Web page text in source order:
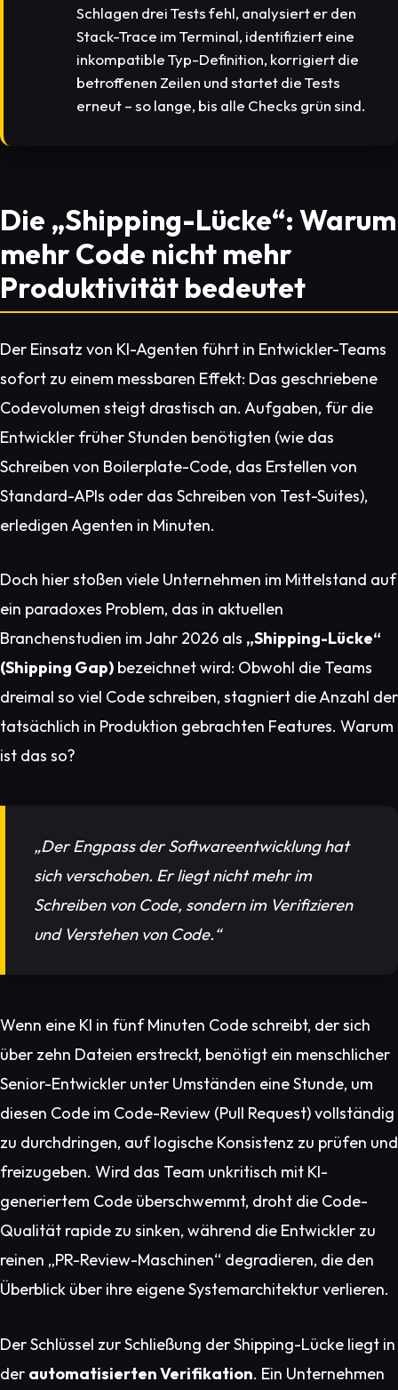
Schlagen drei Tests fehl, analysiert er den
Stack-Trace im Terminal, identifiziert eine
inkompatible Typ-Definition, korrigiert die
betroffenen Zeilen und startet die Tests
erneut – so lange, bis alle Checks grün sind.
Die „Shipping-Lücke“: Warum
mehr Code nicht mehr
Produktivität bedeutet
Der Einsatz von KI-Agenten führt in Entwickler-Teams
sofort zu einem messbaren Effekt: Das geschriebene
Codevolumen steigt drastisch an. Aufgaben, für die
Entwickler früher Stunden benötigten (wie das
Schreiben von Boilerplate-Code, das Erstellen von
Standard-APIs oder das Schreiben von Test-Suites),
erledigen Agenten in Minuten.
Doch hier stoßen viele Unternehmen im Mittelstand auf
ein paradoxes Problem, das in aktuellen
Branchenstudien im Jahr 2026 als „Shipping-Lücke“
(Shipping Gap) bezeichnet wird: Obwohl die Teams
dreimal so viel Code schreiben, stagniert die Anzahl der
tatsächlich in Produktion gebrachten Features. Warum
ist das so?
„Der Engpass der Softwareentwicklung hat
sich verschoben. Er liegt nicht mehr im
Schreiben von Code, sondern im Verifizieren
und Verstehen von Code.“
Wenn eine KI in fünf Minuten Code schreibt, der sich
über zehn Dateien erstreckt, benötigt ein menschlicher
Senior-Entwickler unter Umständen eine Stunde, um
diesen Code im Code-Review (Pull Request) vollständig
zu durchdringen, auf logische Konsistenz zu prüfen und
freizugeben. Wird das Team unkritisch mit KI-
generiertem Code überschwemmt, droht die Code-
Qualität rapide zu sinken, während die Entwickler zu
reinen „PR-Review-Maschinen“ degradieren, die den
Überblick über ihre eigene Systemarchitektur verlieren.
Der Schlüssel zur Schließung der Shipping-Lücke liegt in
der automatisierten Verifikation. Ein Unternehmen